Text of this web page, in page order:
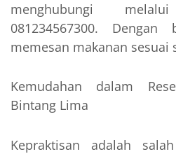
menghubungi
081234567300.
memesan makanan sesuai
Kemudahan dalam
Bintang Lima
Kepraktisan adalah